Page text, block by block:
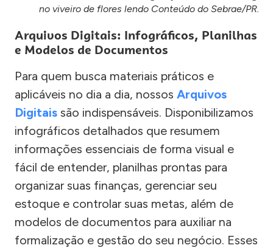
no viveiro de flores lendo Conteúdo do Sebrae/PR.
Arquivos Digitais: Infográficos, Planilhas
e Modelos de Documentos
Para quem busca materiais práticos e
aplicáveis no dia a dia, nossos Arquivos
Digitais são indispensáveis. Disponibilizamos
infográficos detalhados que resumem
informações essenciais de forma visual e
fácil de entender, planilhas prontas para
organizar suas finanças, gerenciar seu
estoque e controlar suas metas, além de
modelos de documentos para auxiliar na
formalização e gestão do seu negócio. Esses